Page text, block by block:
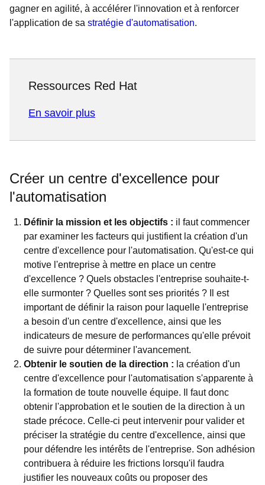
gagner en agilité, à accélérer l'innovation et à renforcer
l'application de sa stratégie d'automatisation.
Ressources Red Hat
En savoir plus
Créer un centre d'excellence pour
l'automatisation
Définir la mission et les objectifs : il faut commencer
par examiner les facteurs qui justifient la création d'un
centre d'excellence pour l'automatisation. Qu'est-ce qui
motive l'entreprise à mettre en place un centre
d'excellence ? Quels obstacles l'entreprise souhaite-t-
elle surmonter ? Quelles sont ses priorités ? Il est
important de définir la raison pour laquelle l'entreprise
a besoin d'un centre d'excellence, ainsi que les
indicateurs de mesure de performances qu'elle prévoit
de suivre pour déterminer l'avancement.
Obtenir le soutien de la direction : la création d'un
centre d'excellence pour l'automatisation s'apparente à
la formation de toute nouvelle équipe. Il faut donc
obtenir l'approbation et le soutien de la direction à un
stade précoce. Celle-ci peut intervenir pour valider et
préciser la stratégie du centre d'excellence, ainsi que
pour défendre les intérêts de l'entreprise. Son adhésion
contribuera à réduire les frictions lorsqu'il faudra
justifier les nouveaux coûts ou proposer des